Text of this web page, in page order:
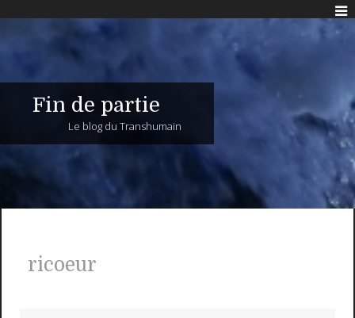
Fin de partie
Le blog du Transhumain
ricoeur